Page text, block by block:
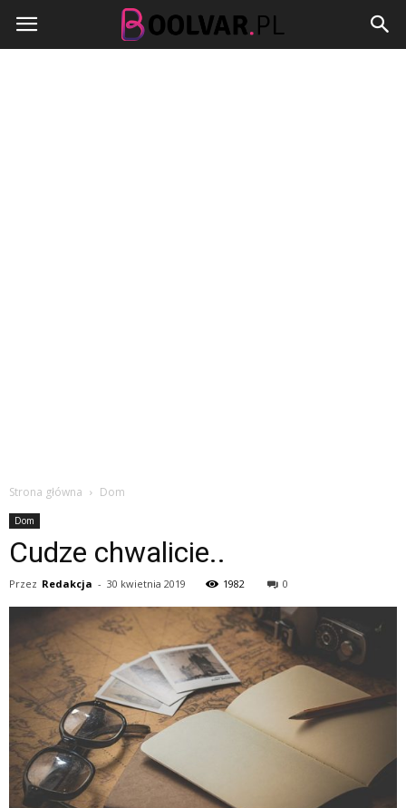
Boolvar.pl
Strona główna Dom
Dom
Cudze chwalicie..
Przez Redakcja - 30 kwietnia 2019 1982 0